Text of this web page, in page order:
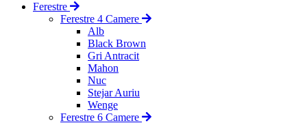
Ferestre
Ferestre 4 Camere
Alb
Black Brown
Gri Antracit
Mahon
Nuc
Stejar Auriu
Wenge
Ferestre 6 Camere